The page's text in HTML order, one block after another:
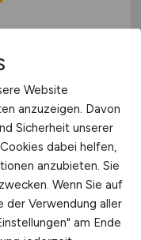
Website
anzuzeigen. Davon
Sicherheit unserer
dabei helfen,
anzubieten. Sie
Wenn Sie auf
der Verwendung aller
am Ende